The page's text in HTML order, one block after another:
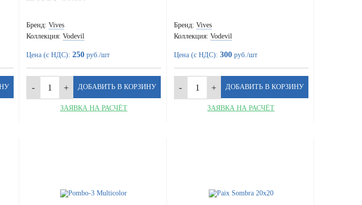
Бренд: Vives
Коллекция: Vodevil
Цена (с НДС): 250 руб./шт
ЗАЯВКА НА РАСЧЁТ
Бренд: Vives
Коллекция: Vodevil
Цена (с НДС): 300руб./шт
ЗАЯВКА НА РАСЧЁТ